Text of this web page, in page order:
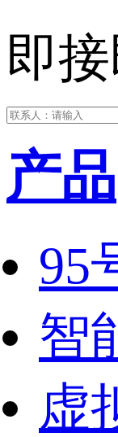
即
产品
95
智
虚